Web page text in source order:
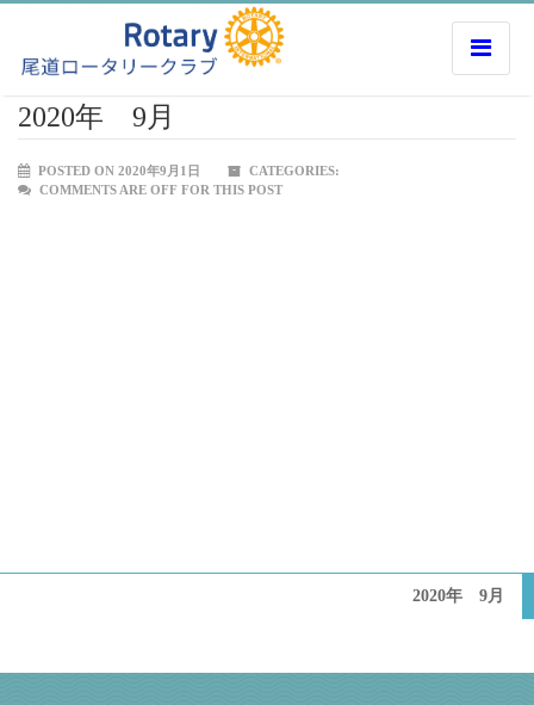
2020年 9月
POSTED ON 2020年9月1日
CATEGORIES:
COMMENTS ARE OFF FOR THIS POST
2020年 9月